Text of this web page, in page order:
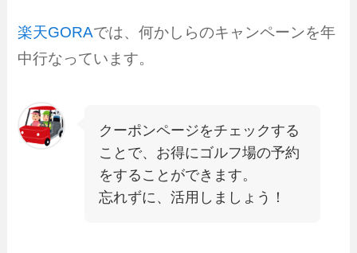
楽天GORAでは、何かしらのキャンペーンを年
中行なっています。
クーポンページをチェックする
ことで、お得にゴルフ場の予約
をすることができます。
忘れずに、活用しましょう！